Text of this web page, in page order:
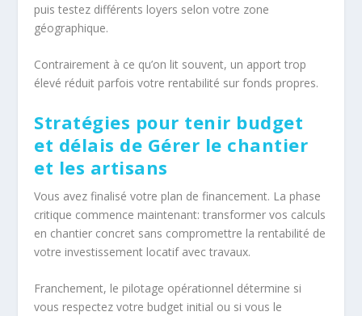
puis testez différents loyers selon votre zone
géographique.
Contrairement à ce qu’on lit souvent, un apport trop
élevé réduit parfois votre rentabilité sur fonds propres.
Stratégies pour tenir budget
et délais de Gérer le chantier
et les artisans
Vous avez finalisé votre plan de financement. La phase
critique commence maintenant: transformer vos calculs
en chantier concret sans compromettre la rentabilité de
votre investissement locatif avec travaux.
Franchement, le pilotage opérationnel détermine si
vous respectez votre budget initial ou si vous le